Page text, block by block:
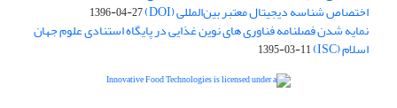
اختصاص شناسه دیجیتال معتبر بین‌المللی (DOI) 1396-04-27
نمایه شدن فصلنامه فناوری های نوین غذایی در پایگاه استنادی علوم جهان
اسلام (ISC) 1395-03-11